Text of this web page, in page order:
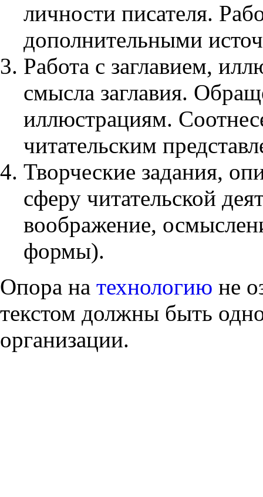
личности писателя.
дополнительными
Работа с заглавием,
смысла заглавия.
иллюстрациям.
читательским
Творческие задания,
сферу читательской
воображение,
формы).
Опора на технологию не
текстом должны быть
организации.